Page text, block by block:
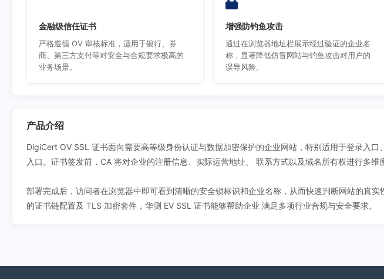
金融级信任证书
严格遵循 OV 审核标准，适用于银行、券
商、第三方支付等对安全与合规要求极高的
业务场景。
增强防钓鱼攻击
通过在浏览器地址栏展示经过验证的企业名
称，显著降低仿冒网站与钓鱼攻击对用户的
误导风险。
产品介绍
DigiCert OV SSL 证书面向需要高等级身份认证与数据加密保护的企业网站，特别适用于登录入
入口。证书签发前，CA 将对企业的注册信息、实际运营地址、 联系方式以及域名所有权进行多维
部署完成后，访问者在浏览器中即可看到清晰的安全锁标识和企业名称，从而快速判断网站的真
的证书链配置及 TLS 加密套件，华测 EV SSL 证书能够帮助企业 满足多项行业合规与安全要求。